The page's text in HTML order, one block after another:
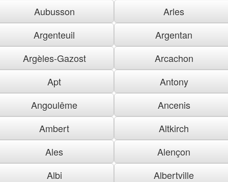
Aubusson
Arles
Argenteuil
Argentan
Argèles-Gazost
Arcachon
Apt
Antony
Angoulême
Ancenis
Ambert
Altkirch
Ales
Alençon
Albi
Albertville